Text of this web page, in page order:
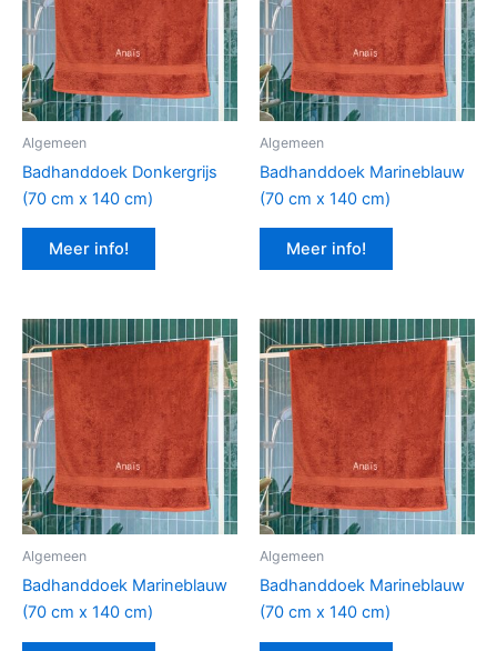
Algemeen
Badhanddoek Donkergrijs
(70 cm x 140 cm)
Meer info!
Algemeen
Badhanddoek Marineblauw
(70 cm x 140 cm)
Meer info!
Algemeen
Badhanddoek Marineblauw
(70 cm x 140 cm)
Algemeen
Badhanddoek Marineblauw
(70 cm x 140 cm)